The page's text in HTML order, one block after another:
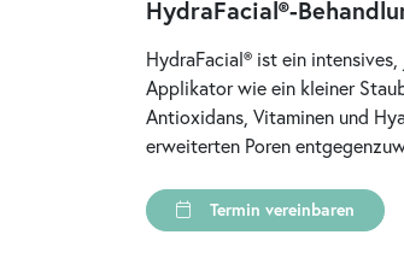
HydraFacial®-
HydraFacial® ist ein
Applikator wie ein kleiner
Antioxidans, Vitaminen und
erweiterten Poren
Termin vereinbaren